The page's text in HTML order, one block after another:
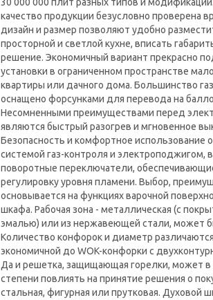
качество продукции безусловно проверена
дизайн и размер позволяют удобно
просторной и светлой кухне, вписать
решение. Экономичный вариант прекрасно
установки в ограниченном пространстве
квартиры или дачного дома. Большинство
оснащено форсунками для перевода на
Несомненными преимуществами перед
являются быстрый разогрев и мгновенное
Безопасность и комфортное использование
системой газ-контроля и электроподжигом,
поворотные переключатели,
регулировку уровня пламени. Выбор,
основывается на функциях варочной
шкафа. Рабочая зона - металлическая (с
эмалью) или из нержавеющей стали, может
Количество конфорок и диаметр
экономичной до WOK-конфорки с
Да и решетка, защищающая горелки, может в
степени повлиять на принятие решения о
стальная, фигурная или прутковая. Духовой